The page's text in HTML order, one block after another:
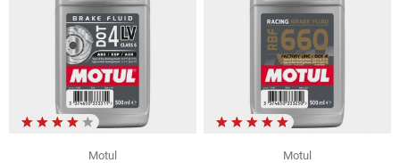
Motul
Motul